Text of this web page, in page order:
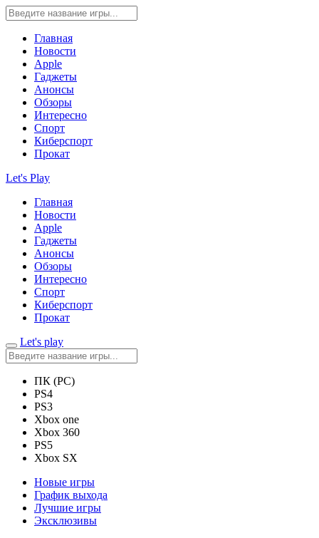
Главная
Новости
Apple
Гаджеты
Анонсы
Обзоры
Интересно
Спорт
Киберспорт
Прокат
Let's Play
Главная
Новости
Apple
Гаджеты
Анонсы
Обзоры
Интересно
Спорт
Киберспорт
Прокат
Let's play
ПК (PC)
PS4
PS3
Xbox one
Xbox 360
PS5
Xbox SX
Новые игры
График выхода
Лучшие игры
Эксклюзивы